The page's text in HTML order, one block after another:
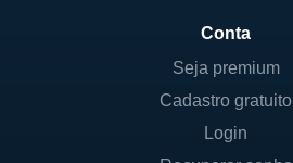
Conta
Seja premium
Cadastro gratuito
Login